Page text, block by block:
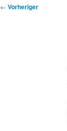
Beitragsnavigation
← Vorheriger